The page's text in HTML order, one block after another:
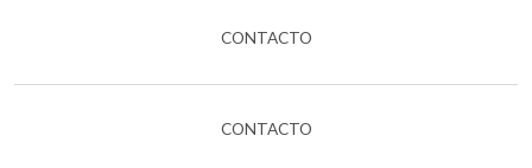
CONTACTO
CONTACTO